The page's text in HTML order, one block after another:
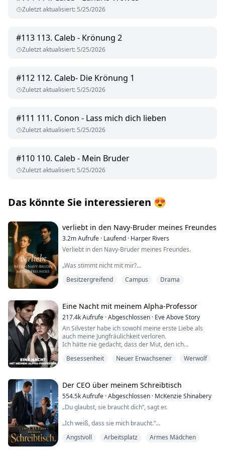
Zuletzt aktualisiert: 5/25/2026
#113 113. Caleb - Krönung 2
Zuletzt aktualisiert: 5/25/2026
#112 112. Caleb- Die Krönung 1
Zuletzt aktualisiert: 5/25/2026
#111 111. Conon - Lass mich dich lieben
Zuletzt aktualisiert: 5/25/2026
#110 110. Caleb - Mein Bruder
Zuletzt aktualisiert: 5/25/2026
Das könnte Sie interessieren 😍
verliebt in den Navy-Bruder meines Freundes
3.2mAufrufe · Laufend · Harper Rivers
Verliebt in den Navy-Bruder meines Freundes.
„Was stimmt nicht mit mir?
Warum fühle ich mich in seiner Nähe, als wäre meine
Es ist nur die Neuheit, sage ich mir fest.
Nur die Unvertrautheit von jemand Neuem in einem
Raum, der immer sicher war.
Ich werde mich daran gewöhnen.
Er ist der Bruder meines Freundes.
Das ist Tylers Familie.
zunichte macht.
**
Besitzergreifend Campus Drama
Eine Nacht mit meinem Alpha-Professor
217.4kAufrufe ·Abgeschlossen · Eve Above Story
An Silvester habe ich sowohl meine erste Liebe als
auch meine Jungfräulichkeit verloren.
Ich hätte nie gedacht, dass der Mut, den ich
schließlich von meinem Professor zunichte gemacht
Als Audreys Freund auf der größten College-Party
fremdging,
nannte er sie vor allen eine langweilige Streberin.
Sie war am Boden zerstört und betrunken. Dann hatte
Am nächsten Morgen war sie schockiert, als sie
herausfand, dass der neue Professor der Mann von
letzter Nacht war.
Besessenheit Neuer Erwachsener Werwolf
Der CEO über meinem Schreibtisch
554.5kAufrufe ·Abgeschlossen · McKenzie Shinabery
„Du glaubst, sie braucht dich“, sagt er.
„Ich weiß, dass sie mich braucht.“
„Und was, wenn sie diese Art von Schutz nicht will?“
Angstvoll Arbeitsplatz Armes Mädchen